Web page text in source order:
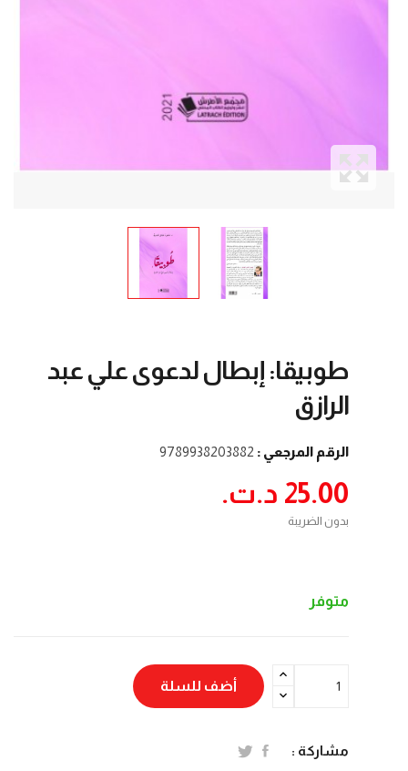
طوبيقا: إبطال لدعوى علي عبد
الرازق
الرقم المرجعي : 9789938203882
25.00 د.ت.‏
بدون الضريبة
متوفر
أضف للسلة
مشاركة :